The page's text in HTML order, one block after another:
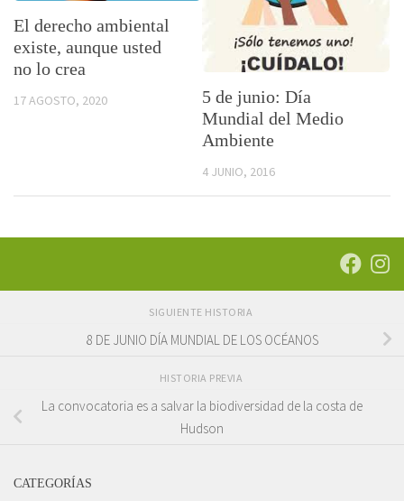
El derecho ambiental
existe, aunque usted
no lo crea
17 AGOSTO, 2020
5 de junio: Día
Mundial del Medio
Ambiente
4 JUNIO, 2016
SIGUIENTE HISTORIA
8 DE JUNIO DÍA MUNDIAL DE LOS OCÉANOS
HISTORIA PREVIA
La convocatoria es a salvar la biodiversidad de la costa de
Hudson
CATEGORÍAS